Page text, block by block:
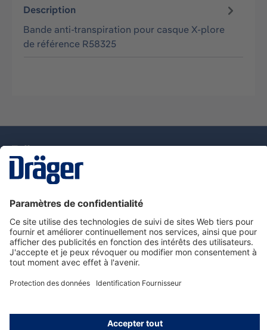
Description
Bande anti-transpiration pour casque X-plore
de référence R58325
Nous contacter
Service de e-commande Dräger
Informations sur les produits
© Dräger France SAS, 2024